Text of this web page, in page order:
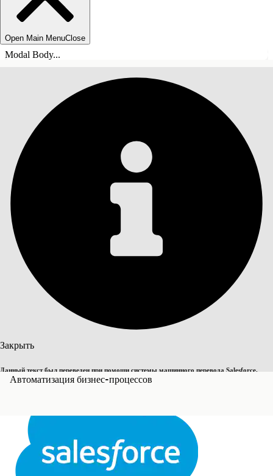
Open Main MenuClose
Modal Body...
Закрыть
Данный текст был переведен при помощи системы машинного перевода Salesforce.
Дополнительные сведения см.здесь.
Переключить на английский
Автоматизация бизнес-процессов
СОДЕРЖАНИЕ